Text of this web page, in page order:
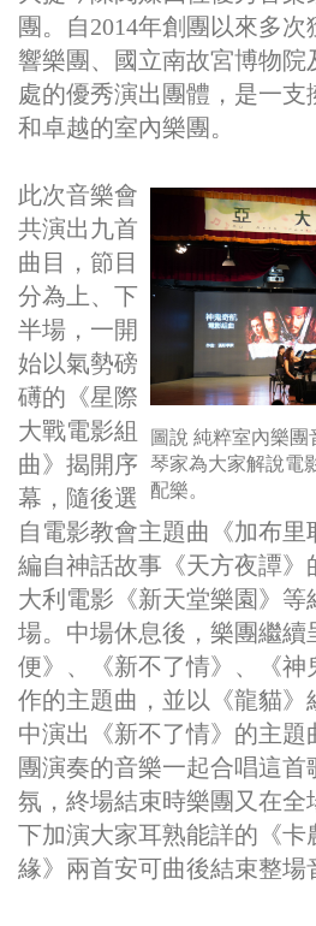
團。自2014年創團以來多次
響樂團、國立南故宮博物院
處的優秀演出團體，是一支
和卓越的室內樂團。
圖說 純粹室內樂
琴家為大家解說電
配樂。
此次音樂會
共演出九首
曲目，節目
分為上、下
半場， 一開
始以氣勢磅
礡的《星際
大戰電影組
曲》揭開序
幕，隨後選
自電影教會主題曲《加布里
編自神話故事《天方夜譚》
大利電影《新天堂樂園》等
場。 中場休息後，樂團繼續
便》、《新不了情》、《神
作的主題曲，並以《龍貓》
中演出《新不了情》的主題
團演奏的音樂一起合唱這首
氛，終場結束時樂團又在全
下加演大家耳熟能詳的《卡
緣》兩首安可曲後結束整場